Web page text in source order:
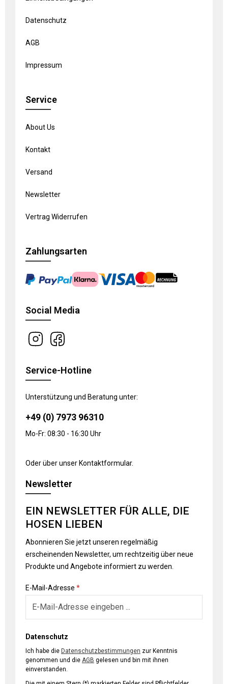
Datenschutz
AGB
Impressum
Service
About Us
Kontakt
Versand
Newsletter
Vertrag Widerrufen
Zahlungsarten
Social Media
Service-Hotline
Unterstützung und Beratung unter:
+49 (0) 7973 96310
Mo-Fr: 08:30 - 16:30 Uhr
Oder über unser Kontaktformular.
Newsletter
EIN NEWSLETTER FÜR ALLE, DIE
HOSEN LIEBEN
Abonnieren Sie jetzt unseren regelmäßig
erscheinenden Newsletter, um rechtzeitig über neue
Produkte und Angebote informiert zu werden.
E-Mail-Adresse *
Datenschutz
Ich habe die Datenschutzbestimmungen
genommen und die AGB
einverstanden.